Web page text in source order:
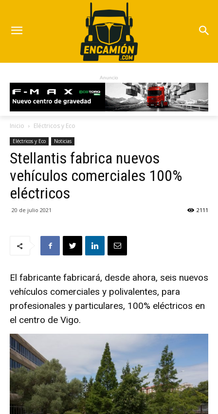
Anuncio
Inicio Eléctricos y Eco
Eléctricos y Eco Noticias
Stellantis fabrica nuevos
vehículos comerciales 100%
eléctricos
20 de julio 2021 2111
El fabricante fabricará, desde ahora, seis nuevos
vehículos comerciales y polivalentes, para
profesionales y particulares, 100% eléctricos en
el centro de Vigo.